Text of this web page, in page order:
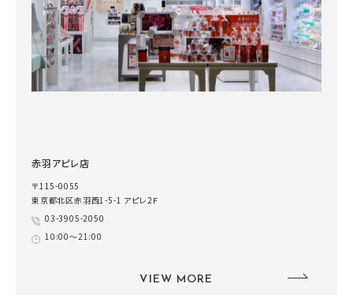
赤羽アピレ店
〒115-0055
東京都北区赤羽西1-5-1 アピレ2Ｆ
03-3905-2050
10:00～21:00
VIEW MORE